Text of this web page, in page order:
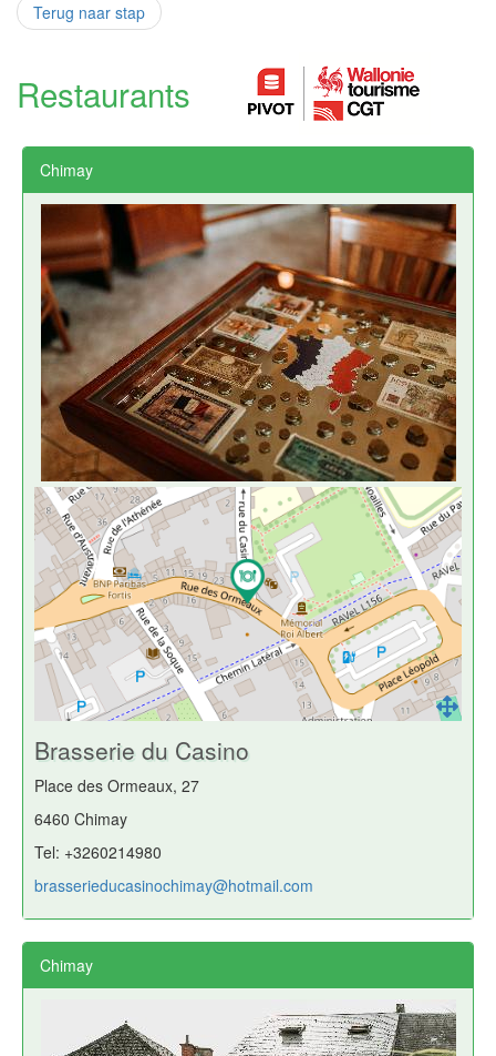
Terug naar stap
Restaurants
Chimay
Brasserie du Casino
Place des Ormeaux, 27
6460 Chimay
Tel: +3260214980
brasserieducasinochimay@hotmail.com
Chimay